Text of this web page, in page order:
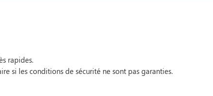
rapides.
si les conditions de sécurité ne sont pas garanties.